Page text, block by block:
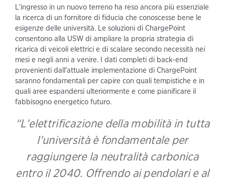
L'ingresso in un nuovo terreno ha reso ancora più essenziale
la ricerca di un fornitore di fiducia che conoscesse bene le
esigenze delle università. Le soluzioni di ChargePoint
consentono alla USW di ampliare la propria strategia di
ricarica di veicoli elettrici e di scalare secondo necessità nei
mesi e negli anni a venire. I dati completi di back-end
provenienti dall'attuale implementazione di ChargePoint
saranno fondamentali per capire con quali tempistiche e in
quali aree espandersi ulteriormente e come pianificare il
fabbisogno energetico futuro.
“L'elettrificazione della mobilità in tutta
l'università è fondamentale per
raggiungere la neutralità carbonica
entro il 2040. Offrendo ai pendolari e al